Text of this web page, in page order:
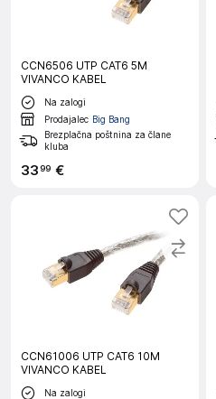
CCN6506 UTP CAT6 5M
VIVANCO KABEL
Na zalogi
Prodajalec Big Bang
Brezplačna poštnina za člane
kluba
3399 €
CCN61006 UTP CAT6 10M
VIVANCO KABEL
Na zalogi